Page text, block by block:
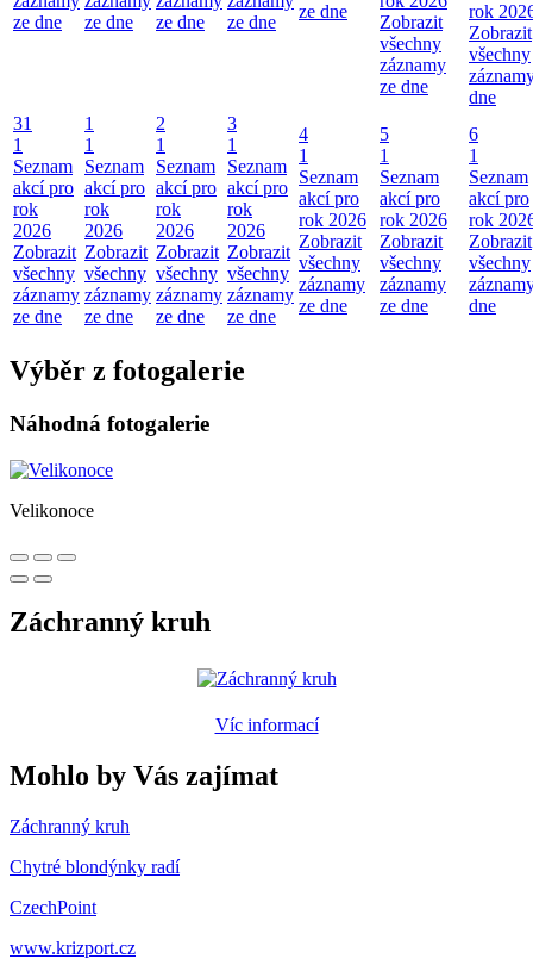
ze dne
ze dne
ze dne
ze dne
ze dne
Zobrazit
všechny
záznamy
ze dne
rok
Zobrazit
všechny
dne
31
1
Seznam
akcí pro
rok
2026
Zobrazit
všechny
záznamy
ze dne
1
1
Seznam
akcí pro
rok
2026
Zobrazit
všechny
záznamy
ze dne
2
1
Seznam
akcí pro
rok
2026
Zobrazit
všechny
záznamy
ze dne
3
1
Seznam
akcí pro
rok
2026
Zobrazit
všechny
záznamy
ze dne
4
1
Seznam
akcí pro
rok 2026
Zobrazit
všechny
záznamy
ze dne
5
1
Seznam
akcí pro
rok 2026
Zobrazit
všechny
záznamy
ze dne
6
1
Seznam
akcí pro
rok
Zobrazit
všechny
dne
Výběr z fotogalerie
Náhodná fotogalerie
Velikonoce
Záchranný kruh
Víc informací
Mohlo by Vás zajímat
Záchranný kruh
Chytré blondýnky radí
CzechPoint
www.krizport.cz